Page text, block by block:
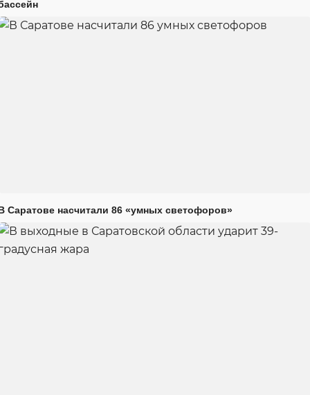
Саратове насчитали 86 «умных светофоров»